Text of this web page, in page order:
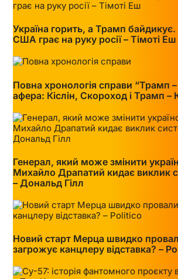
Україна горить, а Трамп байдикує.
США грає на руку росії – Тімоті Еш
Повна хронологія справи “Трамп
афера: Кіслін, Скороход і Трамп –
Генерал, який може змінити
Михайло Драпатий кидає виклик
– Дональд Гілл
Новий старт Мерца швидко
загрожує канцлеру відставка? –